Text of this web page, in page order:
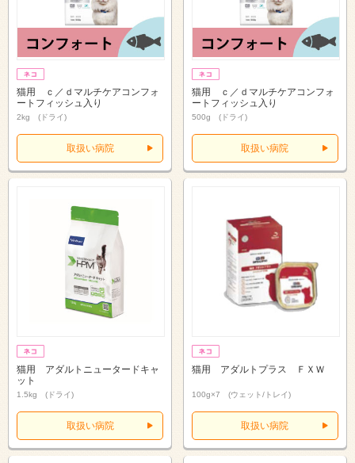
猫用 ｃ／ｄマルチケアコンフォ
ートフィッシュ入り
2kg (ドライ)
取扱い病院
猫用 ｃ／ｄマルチケアコンフォ
ートフィッシュ入り
500g (ドライ)
取扱い病院
猫用 アダルトニュータードキャ
ット
1.5kg (ドライ)
取扱い病院
猫用 アダルトプラス ＦＸＷ
100g×7 (ウェット/トレイ)
取扱い病院